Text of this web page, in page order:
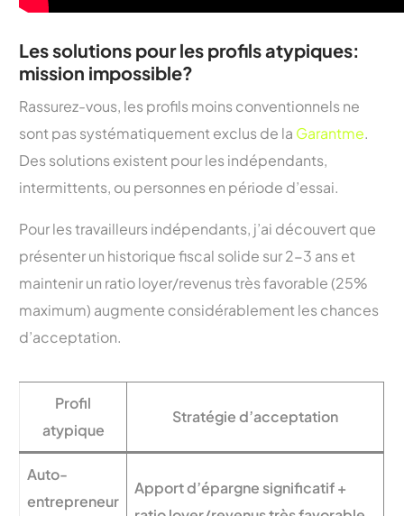
Les solutions pour les profils atypiques:
mission impossible?
Rassurez-vous, les profils moins conventionnels ne
sont pas systématiquement exclus de la Garantme.
Des solutions existent pour les indépendants,
intermittents, ou personnes en période d’essai.
Pour les travailleurs indépendants, j’ai découvert que
présenter un historique fiscal solide sur 2-3 ans et
maintenir un ratio loyer/revenus très favorable (25%
maximum) augmente considérablement les chances
d’acceptation.
Profil
atypique
Stratégie d’acceptation
Auto-
entrepreneur
Apport d’épargne significatif +